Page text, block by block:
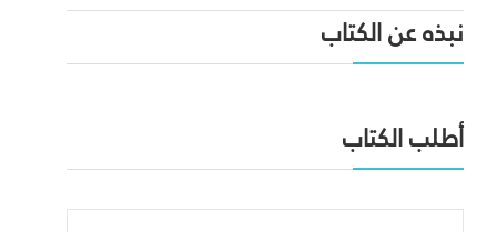
نبذه عن الكتاب
أطلب الكتاب